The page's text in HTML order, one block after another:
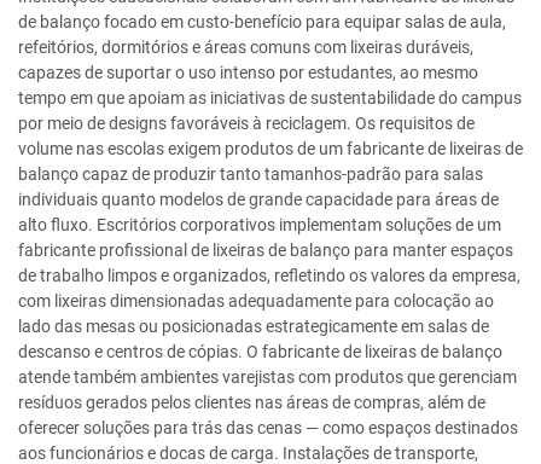
de balanço focado em custo-benefício para equipar salas de aula,
refeitórios, dormitórios e áreas comuns com lixeiras duráveis,
capazes de suportar o uso intenso por estudantes, ao mesmo
tempo em que apoiam as iniciativas de sustentabilidade do campus
por meio de designs favoráveis à reciclagem. Os requisitos de
volume nas escolas exigem produtos de um fabricante de lixeiras de
balanço capaz de produzir tanto tamanhos-padrão para salas
individuais quanto modelos de grande capacidade para áreas de
alto fluxo. Escritórios corporativos implementam soluções de um
fabricante profissional de lixeiras de balanço para manter espaços
de trabalho limpos e organizados, refletindo os valores da empresa,
com lixeiras dimensionadas adequadamente para colocação ao
lado das mesas ou posicionadas estrategicamente em salas de
descanso e centros de cópias. O fabricante de lixeiras de balanço
atende também ambientes varejistas com produtos que gerenciam
resíduos gerados pelos clientes nas áreas de compras, além de
oferecer soluções para trás das cenas — como espaços destinados
aos funcionários e docas de carga. Instalações de transporte,